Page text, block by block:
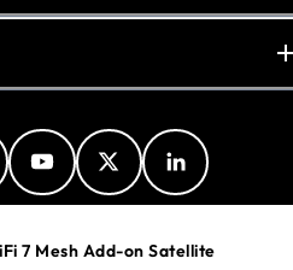
7 Mesh Add-on Satellite